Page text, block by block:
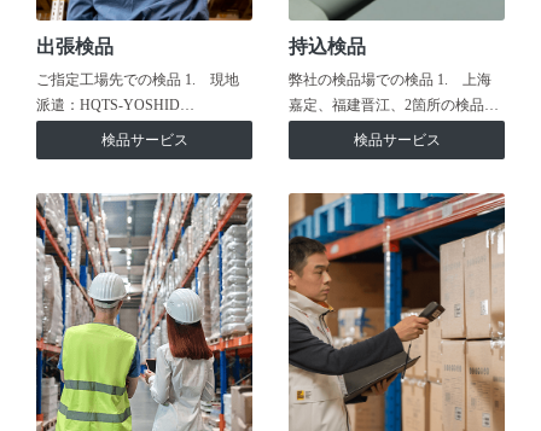
出張検品
ご指定工場先での検品 1. 現地
派遣：HQTS-YOSHID…
検品サービス
持込検品
弊社の検品場での検品 1. 上海
嘉定、福建晋江、2箇所の検品…
検品サービス